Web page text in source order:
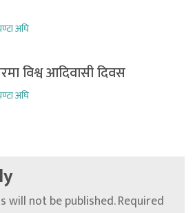
अघि
विश्व आदिवासी दिवस
अघि
will not be published.Required